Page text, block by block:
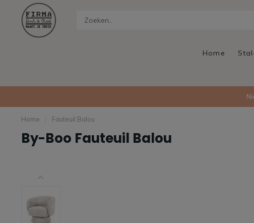
Home
Home Fauteuil Balou
By-Boo Fauteuil Balou